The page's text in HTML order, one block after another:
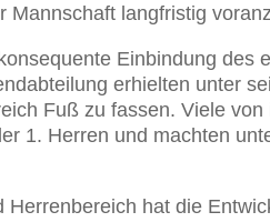
Mannschaft langfristig
Einbindung des
erhielten unter
Fuß zu fassen. Viele von
1. Herren und machten
hat die